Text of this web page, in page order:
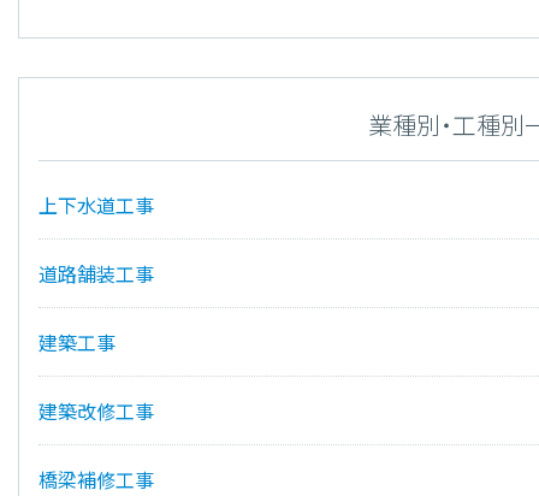
業種別・工種別
上下水道工事
道路舗装工事
建築工事
建築改修工事
橋梁補修工事